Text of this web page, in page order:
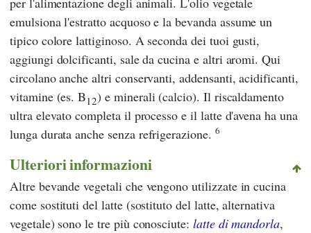
emulsiona l'estratto acquoso e la bevanda assume un
tipico colore lattiginoso. A seconda dei tuoi gusti,
aggiungi dolcificanti, sale da cucina e altri aromi. Qui
circolano anche altri conservanti, addensanti, acidificanti,
vitamine (es. B12) e minerali (calcio). Il riscaldamento
ultra elevato completa il processo e il latte d'avena ha una
lunga durata anche senza refrigerazione. 6
Ulteriori informazioni
Altre bevande vegetali che vengono utilizzate in cucina
come sostituti del latte (sostituto del latte, alternativa
vegetale) sono le tre più conosciute: latte di mandorla,